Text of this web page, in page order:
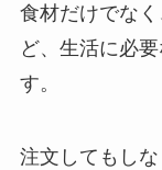
食材だけでな
ど、生活に必
す。
注文してもし